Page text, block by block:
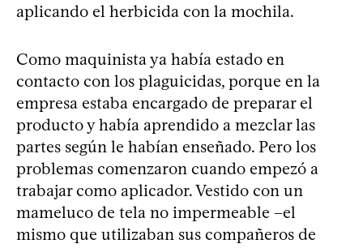
aplicando el herbicida con la mochila.
Como maquinista ya había estado en
contacto con los plaguicidas, porque en la
empresa estaba encargado de preparar el
producto y había aprendido a mezclar las
partes según le habían enseñado. Pero los
problemas comenzaron cuando empezó a
trabajar como aplicador. Vestido con un
mameluco de tela no impermeable –el
mismo que utilizaban sus compañeros de